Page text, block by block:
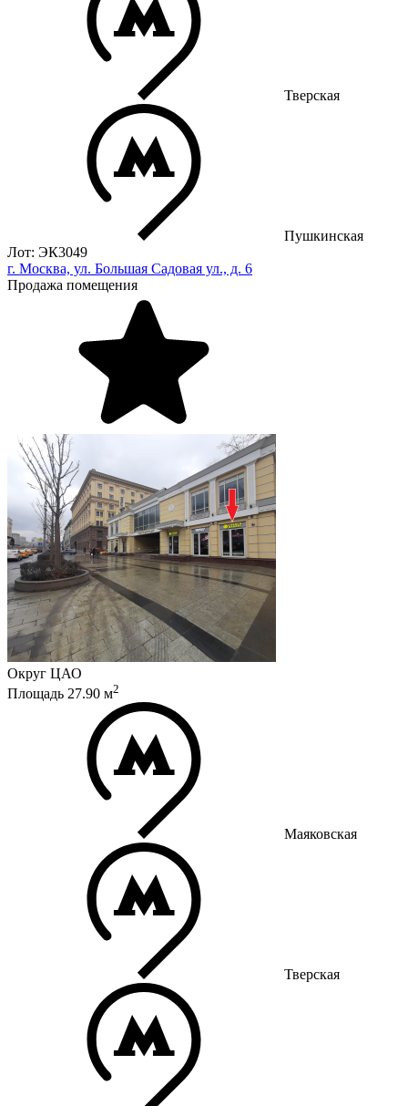
Тверская
Пушкинская
Лот: ЭК3049
г. Москва, ул. Большая Садовая ул., д. 6
Продажа помещения
Округ ЦАО
Площадь 27.90 м2
Маяковская
Тверская